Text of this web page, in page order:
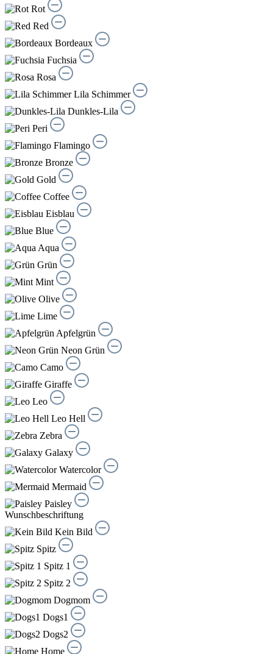
Rot
Red
Bordeaux
Fuchsia
Rosa
Lila Schimmer
Dunkles-Lila
Peri
Flamingo
Bronze
Gold
Coffee
Eisblau
Blue
Aqua
Grün
Mint
Olive
Lime
Apfelgrün
Neon Grün
Camo
Giraffe
Leo
Leo Hell
Zebra
Galaxy
Watercolor
Mermaid
Paisley
Wunschbeschriftung
Kein Bild
Spitz
Spitz 1
Spitz 2
Dogmom
Dogs1
Dogs2
Home